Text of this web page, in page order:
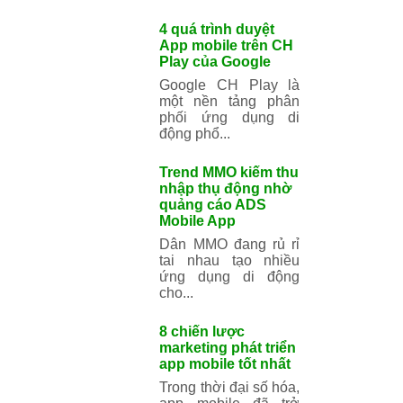
Trong thế giới phát
triển ứng dụng di
động, VB+ là một
cái tên...
4 quá trình duyệt
App mobile trên
Google
Google CH Play là
một nền tảng phân
phối ứng dụng di
động phổ...
Trend MMO kiếm
động nhờ quảng
cáo ADS Mobile
App
Dân MMO đang rủ